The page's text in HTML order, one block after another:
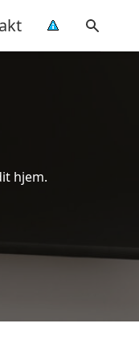
hjem.